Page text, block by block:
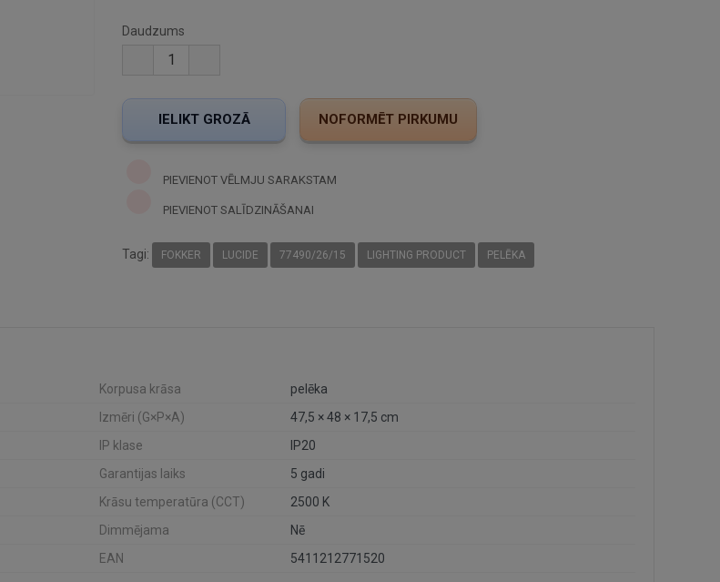
Daudzums
PIEVIENOT VĒLMJU SARAKSTAM
PIEVIENOT SALĪDZINĀŠANAI
Tagi: FOKKER LUCIDE 77490/26/15 LIGHTING PRODUCT PELĒKA
Korpusa krāsa
pelēka
Izmēri (G×P×A)
47,5 × 48 × 17,5 cm
IP klase
IP20
Garantijas laiks
5 gadi
Krāsu temperatūra (CCT)
2500 K
Dimmējama
Nē
EAN 5411212771520